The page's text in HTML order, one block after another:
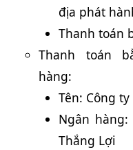
địa phát
Thanh toán
Thanh toán
hàng:
Tên: Công
Ngân hàng:
Thắng Lợi